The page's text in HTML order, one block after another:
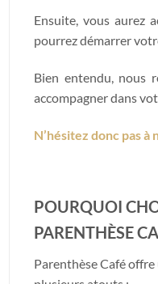
Ensuite, vous aurez
pourrez démarrer
Bien entendu, nous
accompagner dans
N’hésitez donc pas à
POURQUOI
PARENTHÈSE
Parenthèse Café